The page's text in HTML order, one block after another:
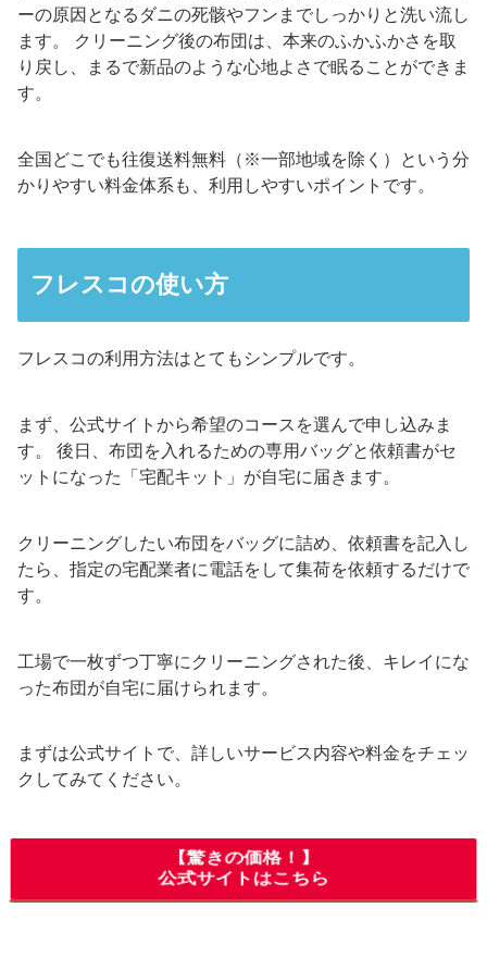
ーの原因となるダニの死骸やフンまでしっかりと洗い流し
ます。 クリーニング後の布団は、本来のふかふかさを取
り戻し、まるで新品のような心地よさで眠ることができま
す。
全国どこでも往復送料無料（※一部地域を除く）という分
かりやすい料金体系も、利用しやすいポイントです。
フレスコの使い方
フレスコの利用方法はとてもシンプルです。
まず、公式サイトから希望のコースを選んで申し込みま
す。 後日、布団を入れるための専用バッグと依頼書がセ
ットになった「宅配キット」が自宅に届きます。
クリーニングしたい布団をバッグに詰め、依頼書を記入し
たら、指定の宅配業者に電話をして集荷を依頼するだけで
す。
工場で一枚ずつ丁寧にクリーニングされた後、キレイにな
った布団が自宅に届けられます。
まずは公式サイトで、詳しいサービス内容や料金をチェッ
クしてみてください。
【驚きの価格！】
公式サイトはこちら